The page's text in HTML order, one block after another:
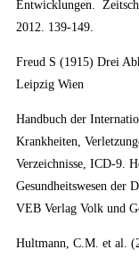
Entwicklungen.
2012. 139-149.
Freud S (1915) Drei
Leipzig Wien
Handbuch der
Krankheiten,
Verzeichnisse, ICD-9.
Gesundheitswesen der
VEB Verlag Volk und
Hultmann, C.M. et al.